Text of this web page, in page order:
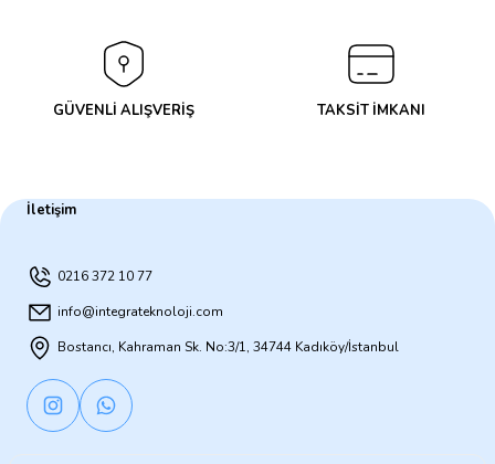
GÜVENLİ ALIŞVERİŞ TAKSİT İMKANI
İletişim
0216 372 10 77
info@integrateknoloji.com
Bostancı, Kahraman Sk. No:3/1, 34744 Kadıköy/İstanbul